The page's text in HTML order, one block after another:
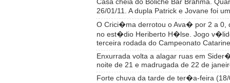
26/01/11. A dupla Patrick e Jovane foi
O Crici�ma derrotou o Ava� por 2 a 0,
no est�dio Heriberto H�lse. Jogo
terceira rodada do Campeonato
Enxurrada volta a alagar ruas em
noite de 21 e madrugada de 22 de
Forte chuva da tarde de ter�a-feira